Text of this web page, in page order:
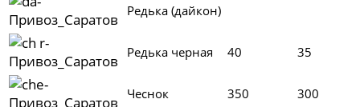
Редька (дайкон)
Редька черная 40 35
Чеснок 350 300